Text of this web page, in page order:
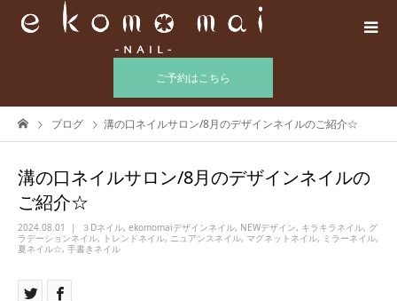
ご予約はこちら
ブログ 溝の口ネイルサロン/8月のデザインネイルのご紹介☆
溝の口ネイルサロン/8月のデザインネイルの
ご紹介☆
2024.08.01 ３Dネイル, ekomomaiデザインネイル, NEWデザイン, キラキラネイル, グ
ラデーションネイル, トレンドネイル, ニュアンスネイル, マグネットネイル, ミラーネイル,
夏ネイル☆, 手書きネイル